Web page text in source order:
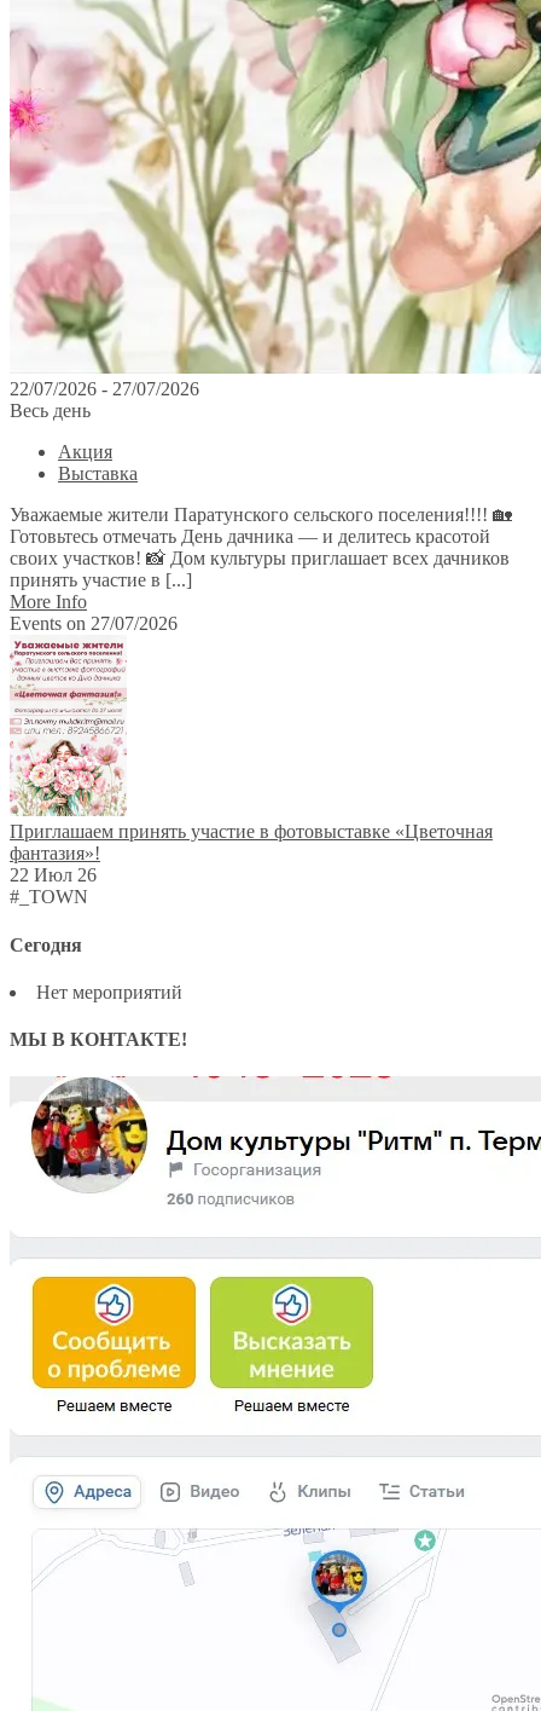
22/07/2026 - 27/07/2026
Весь день
Акция
Выставка
Уважаемые жители Паратунского сельского поселения!!!! 🏡
Готовьтесь отмечать День дачника — и делитесь красотой
своих участков! 📸 Дом культуры приглашает всех дачников
принять участие в [...]
More Info
Events on 27/07/2026
Приглашаем принять участие в фотовыставке «Цветочная
фантазия»!
22 Июл 26
#_TOWN
Сегодня
Нет мероприятий
МЫ В КОНТАКТЕ!